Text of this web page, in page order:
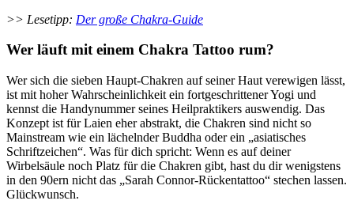
>> Lesetipp: Der große Chakra-Guide
Wer läuft mit einem Chakra Tattoo rum?
Wer sich die sieben Haupt-Chakren auf seiner Haut verewigen lässt,
ist mit hoher Wahrscheinlichkeit ein fortgeschrittener Yogi und
kennst die Handynummer seines Heilpraktikers auswendig. Das
Konzept ist für Laien eher abstrakt, die Chakren sind nicht so
Mainstream wie ein lächelnder Buddha oder ein „asiatisches
Schriftzeichen“. Was für dich spricht: Wenn es auf deiner
Wirbelsäule noch Platz für die Chakren gibt, hast du dir wenigstens
in den 90ern nicht das „Sarah Connor-Rückentattoo“ stechen lassen.
Glückwunsch.